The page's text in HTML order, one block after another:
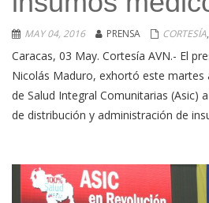
MAY 04, 2016 PRENSA CORTESÍA,
Caracas, 03 May. Cortesía AVN.- El
Nicolás Maduro, exhortó este martes
de Salud Integral Comunitarias (Asic)
de distribución y administración de